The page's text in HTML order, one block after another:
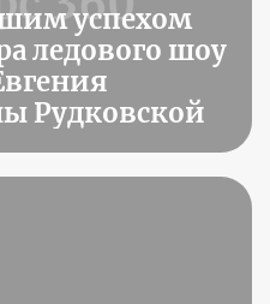
успехом
ледового шоу
Рудковской